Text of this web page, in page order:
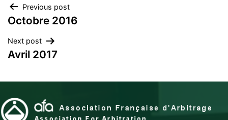
Navigation
de
l’article
Previous post
Octobre 2016
Next post
Avril 2017